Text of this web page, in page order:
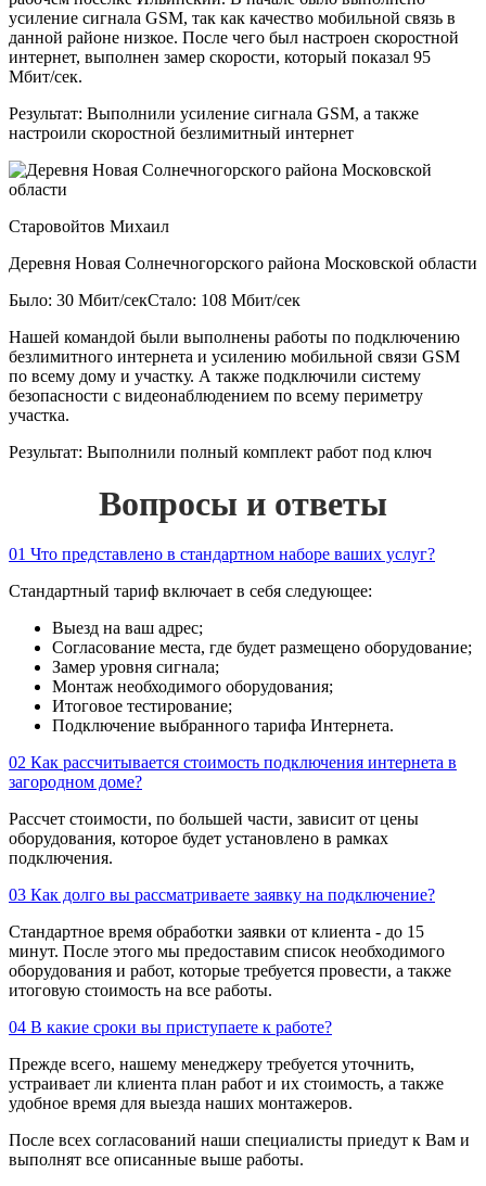
усиление сигнала GSM, так как качество мобильной связь в
данной районе низкое. После чего был настроен скоростной
интернет, выполнен замер скорости, который показал 95
Мбит/сек.
Результат: Выполнили усиление сигнала GSM, а также
настроили скоростной безлимитный интернет
Старовойтов Михаил
Деревня Новая Солнечногорского района Московской области
Было: 30 Мбит/секСтало: 108 Мбит/сек
Нашей командой были выполнены работы по подключению
безлимитного интернета и усилению мобильной связи GSM
по всему дому и участку. А также подключили систему
безопасности с видеонаблюдением по всему периметру
участка.
Результат: Выполнили полный комплект работ под ключ
Вопросы и ответы
01 Что представлено в стандартном наборе ваших услуг?
Стандартный тариф включает в себя следующее:
Выезд на ваш адрес;
Согласование места, где будет размещено оборудование;
Замер уровня сигнала;
Монтаж необходимого оборудования;
Итоговое тестирование;
Подключение выбранного тарифа Интернета.
02 Как рассчитывается стоимость подключения интернета в
загородном доме?
Рассчет стоимости, по большей части, зависит от цены
оборудования, которое будет установлено в рамках
подключения.
03 Как долго вы рассматриваете заявку на подключение?
Стандартное время обработки заявки от клиента - до 15
минут. После этого мы предоставим список необходимого
оборудования и работ, которые требуется провести, а также
итоговую стоимость на все работы.
04 В какие сроки вы приступаете к работе?
Прежде всего, нашему менеджеру требуется уточнить,
устраивает ли клиента план работ и их стоимость, а также
удобное время для выезда наших монтажеров.
После всех согласований наши специалисты приедут к Вам и
выполнят все описанные выше работы.